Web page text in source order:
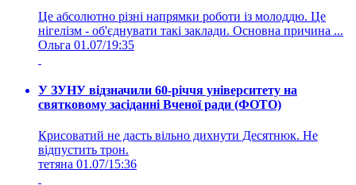
Це абсолютно різні напрямки роботи із молоддю. Це
нігелізм - об'єднувати такі заклади. Основна причина ...
Ольга 01.07/19:35
У ЗУНУ відзначили 60-річчя університету на
святковому засіданні Вченої ради (ФОТО)
Крисоватий не дасть вільно дихнути Десятнюк. Не
відпустить трон.
тетяна 01.07/15:36